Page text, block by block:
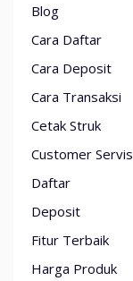
Blog
Cara Daftar
Cara Deposit
Cara Transaksi
Cetak Struk
Customer Servis
Daftar
Deposit
Fitur Terbaik
Harga Produk